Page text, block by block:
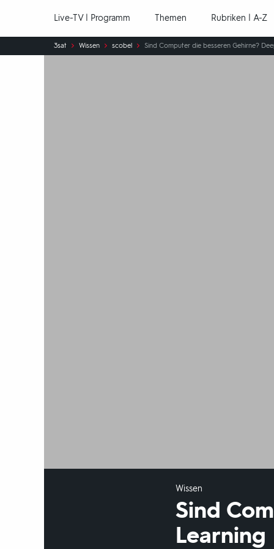
Live-TV | Programm Themen Rubriken | A-Z
Sie
sind
3sat Wissen scobel Sind Computer die besseren Gehirne?
Wissen
Sind
Learning